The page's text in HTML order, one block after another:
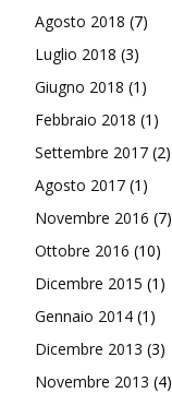
Agosto 2018 (7)
Luglio 2018 (3)
Giugno 2018 (1)
Febbraio 2018 (1)
Settembre 2017 (2)
Agosto 2017 (1)
Novembre 2016 (7)
Ottobre 2016 (10)
Dicembre 2015 (1)
Gennaio 2014 (1)
Dicembre 2013 (3)
Novembre 2013 (4)